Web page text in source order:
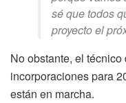
sé que todos
proyecto el
No obstante, el
incorporaciones para
están en marcha.